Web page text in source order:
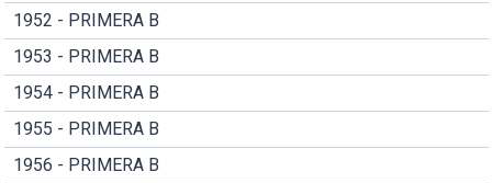
1952 - PRIMERA B
1953 - PRIMERA B
1954 - PRIMERA B
1955 - PRIMERA B
1956 - PRIMERA B